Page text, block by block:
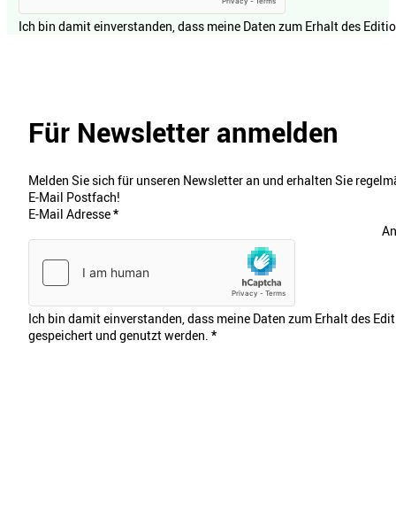
Ich bin damit einverstanden, dass meine Daten zum Erhalt des
Für Newsletter anmelden
Melden Sie sich für unseren Newsletter an und erhalten Sie
E-Mail Postfach!
E-Mail Adresse*
Ich bin damit einverstanden, dass meine Daten zum Erhalt des
gespeichert und genutzt werden. *